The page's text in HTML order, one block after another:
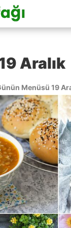
Aralık
Menüsü 19